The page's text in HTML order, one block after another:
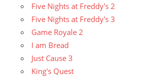
Five Nights at Freddy's 2
Five Nights at Freddy's 3
Game Royale 2
I am Bread
Just Cause 3
King's Quest